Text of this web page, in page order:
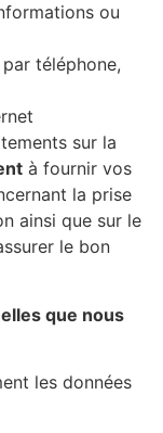
ou
téléphone,
sur la
à fournir vos
la prise
ainsi que sur le
le bon
que nous
les données